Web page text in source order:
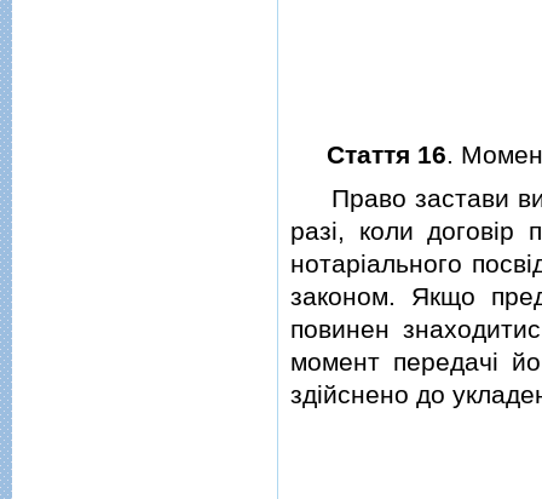
Стаття 16.
Право застави
разi, коли договiр
нотарiального
законом. Якщо
повинен
момент передачi
здiйснено до